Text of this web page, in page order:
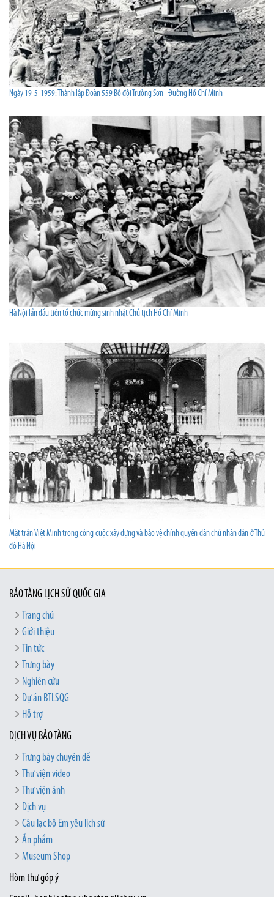
Ngày 19-5-1959: Thành lập Đoàn 559 Bộ đội Trường Sơn - Đường Hồ Chí Minh
Hà Nội lần đầu tiên tổ chức mừng sinh nhật Chủ tịch Hồ Chí Minh
Mặt trận Việt Minh trong công cuộc xây dựng và bảo vệ chính quyền dân chủ nhân dân ở Thủ
đô Hà Nội
BẢO TÀNG LỊCH SỬ QUỐC GIA
Trang chủ
Giới thiệu
Tin tức
Trưng bày
Nghiên cứu
Dự án BTLSQG
Hỗ trợ
DỊCH VỤ BẢO TÀNG
Trưng bày chuyên đề
Thư viện video
Thư viện ảnh
Dịch vụ
Câu lạc bộ Em yêu lịch sử
Ấn phẩm
Museum Shop
Hòm thư góp ý